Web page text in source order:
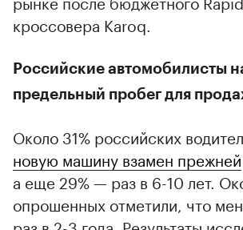
кроссовера Karoq.
Российские автомобилисты
предельный пробег для
Около 31% российских
новую машину взамен прежней
а еще 29% — раз в 6-10 лет.
опрошенных отметили, что